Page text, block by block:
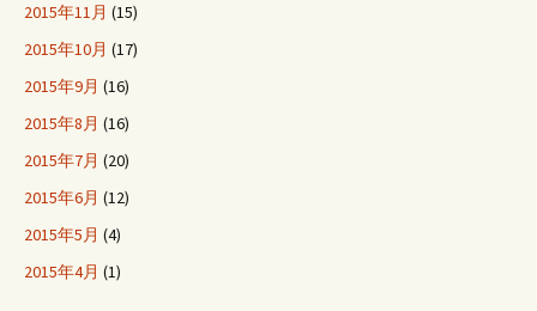
2015年11月 (15)
2015年10月 (17)
2015年9月 (16)
2015年8月 (16)
2015年7月 (20)
2015年6月 (12)
2015年5月 (4)
2015年4月 (1)